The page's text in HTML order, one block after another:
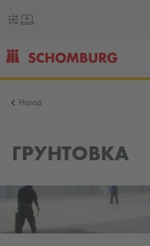
Россия
Назад
ГРУНТОВКА